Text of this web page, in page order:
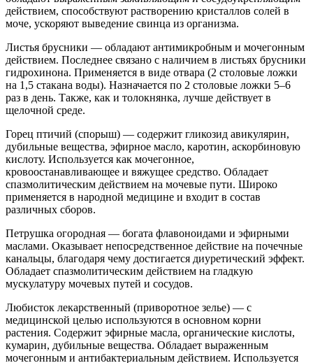
действием, способствуют растворению кристаллов солей в
моче, ускоряют выведение свинца из организма.
Листья брусники — обладают антимикробным и мочегонным
действием. Последнее связано с наличием в листьях брусники
гидрохинона. Применяется в виде отвара (2 столовые ложки
на 1,5 стакана воды). Назначается по 2 столовые ложки 5–6
раз в день. Также, как и толокнянка, лучше действует в
щелочной среде.
Горец птичий (спорыш) — содержит гликозид авикулярин,
дубильные вещества, эфирное масло, каротин, аскорбиновую
кислоту. Используется как мочегонное,
кровоостанавливающее и вяжущее средство. Обладает
спазмолитическим действием на мочевые пути. Широко
применяется в народной медицине и входит в состав
различных сборов.
Петрушка огородная — богата флавоноидами и эфирными
маслами. Оказывает непосредственное действие на почечные
канальцы, благодаря чему достигается диуретический эффект.
Обладает спазмолитическим действием на гладкую
мускулатуру мочевых путей и сосудов.
Любисток лекарственный (приворотное зелье) — с
медицинской целью используются в основном корни
растения. Содержит эфирные масла, органические кислоты,
кумарин, дубильные вещества. Обладает выраженным
мочегонным и антибактериальным действием. Используется